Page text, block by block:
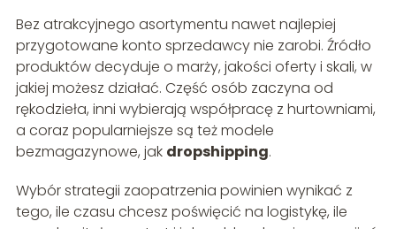
Bez atrakcyjnego asortymentu nawet najlepiej
przygotowane konto sprzedawcy nie zarobi. Źródło
produktów decyduje o marży, jakości oferty i skali, w
jakiej możesz działać. Część osób zaczyna od
rękodzieła, inni wybierają współpracę z hurtowniami,
a coraz popularniejsze są też modele
bezmagazynowe, jak dropshipping.
Wybór strategii zaopatrzenia powinien wynikać z
tego, ile czasu chcesz poświęcić na logistykę, ile